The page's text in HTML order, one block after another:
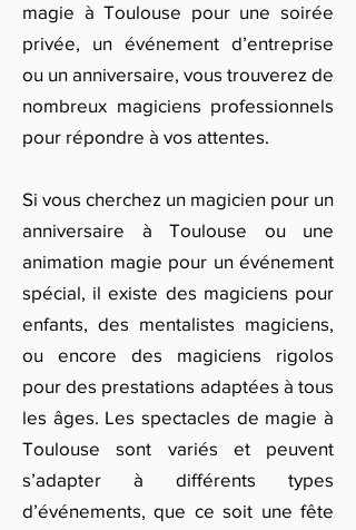
magie à Toulouse pour une soirée
privée, un événement d’entreprise
ou un anniversaire, vous trouverez de
nombreux magiciens professionnels
pour répondre à vos attentes.
Si vous cherchez un magicien pour un
anniversaire à Toulouse ou une
animation magie pour un événement
spécial, il existe des magiciens pour
enfants, des mentalistes magiciens,
ou encore des magiciens rigolos
pour des prestations adaptées à tous
les âges. Les spectacles de magie à
Toulouse sont variés et peuvent
s’adapter à différents types
d’événements, que ce soit une fête